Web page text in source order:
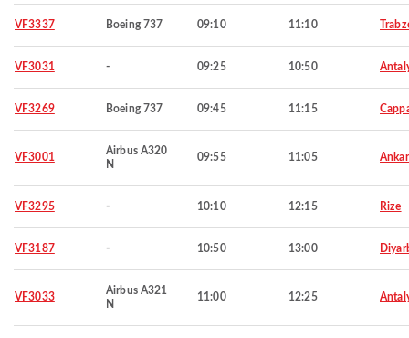
VF3337 Boeing 737 09:10 11:10
VF3031 - 09:25 10:50
VF3269 Boeing 737 09:45 11:15
VF3001
Airbus A320
N
09:55 11:05
VF3295 - 10:10 12:15 Rize
VF3187 - 10:50 13:00
VF3033
Airbus A321
N
11:00 12:25